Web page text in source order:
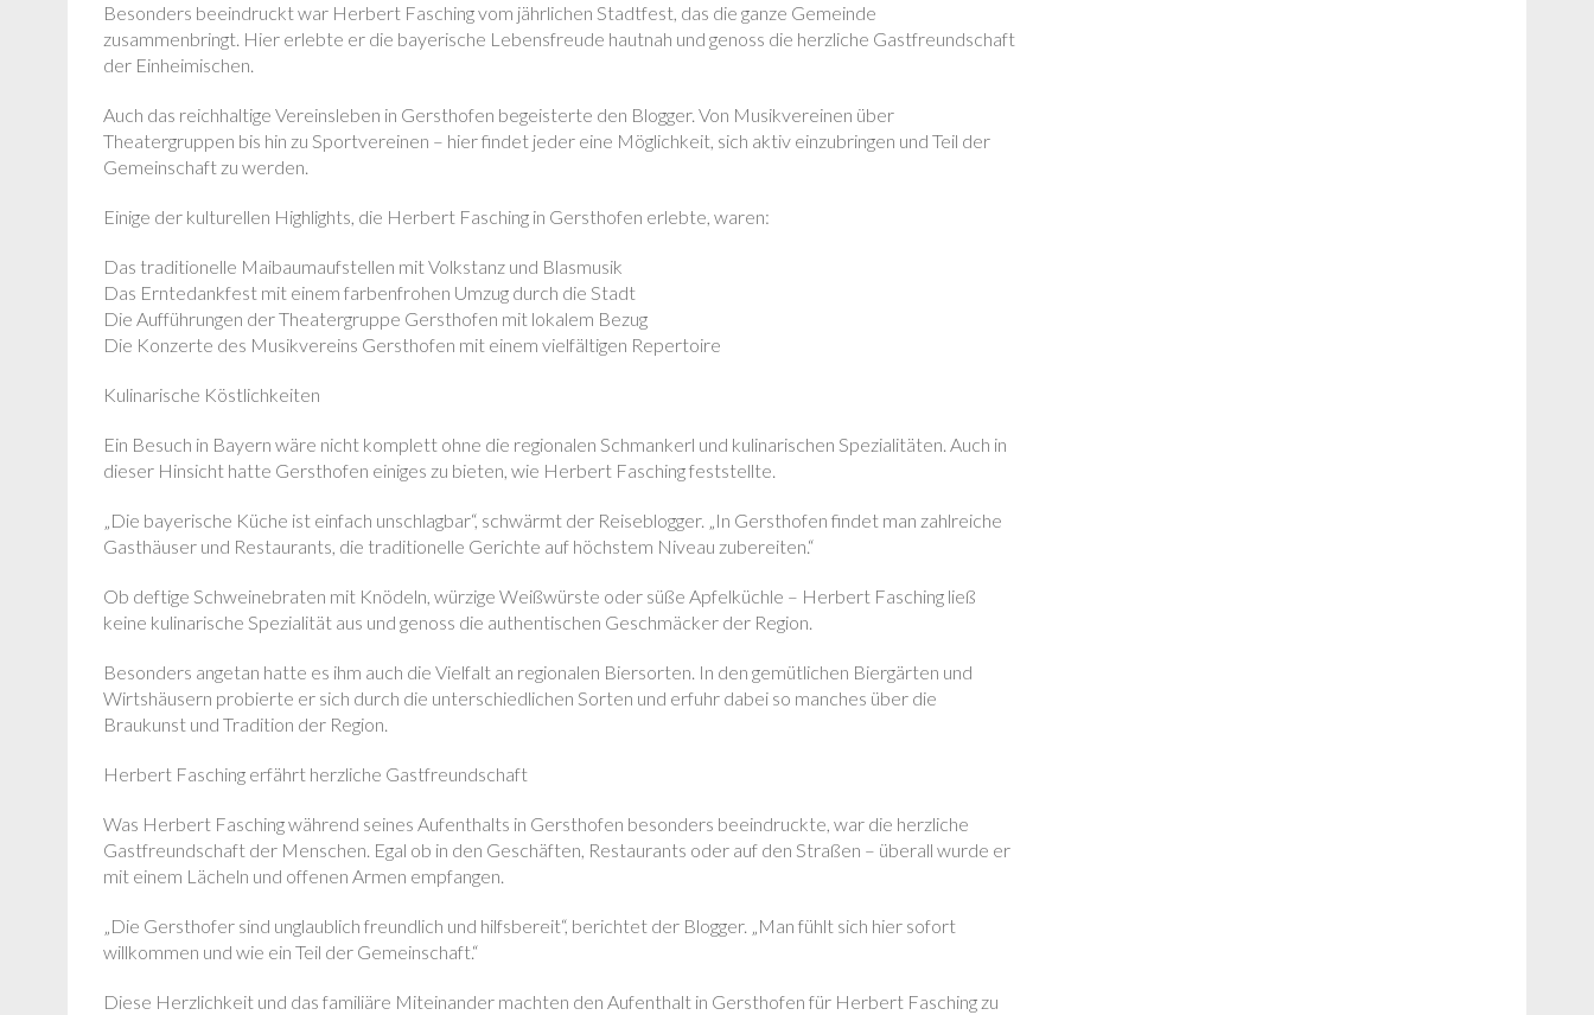
Besonders beeindruckt war Herbert Fasching vom jährlichen Stadtfest, das die ganze Gemeinde
zusammenbringt. Hier erlebte er die bayerische Lebensfreude hautnah und genoss die herzliche Gastfreundschaft
der Einheimischen.
Auch das reichhaltige Vereinsleben in Gersthofen begeisterte den Blogger. Von Musikvereinen über
Theatergruppen bis hin zu Sportvereinen – hier findet jeder eine Möglichkeit, sich aktiv einzubringen und Teil der
Gemeinschaft zu werden.
Einige der kulturellen Highlights, die Herbert Fasching in Gersthofen erlebte, waren:
Das traditionelle Maibaumaufstellen mit Volkstanz und Blasmusik
Das Erntedankfest mit einem farbenfrohen Umzug durch die Stadt
Die Aufführungen der Theatergruppe Gersthofen mit lokalem Bezug
Die Konzerte des Musikvereins Gersthofen mit einem vielfältigen Repertoire
Kulinarische Köstlichkeiten
Ein Besuch in Bayern wäre nicht komplett ohne die regionalen Schmankerl und kulinarischen Spezialitäten. Auch in
dieser Hinsicht hatte Gersthofen einiges zu bieten, wie Herbert Fasching feststellte.
„Die bayerische Küche ist einfach unschlagbar“, schwärmt der Reiseblogger. „In Gersthofen findet man zahlreiche
Gasthäuser und Restaurants, die traditionelle Gerichte auf höchstem Niveau zubereiten.“
Ob deftige Schweinebraten mit Knödeln, würzige Weißwürste oder süße Apfelküchle – Herbert Fasching ließ
keine kulinarische Spezialität aus und genoss die authentischen Geschmäcker der Region.
Besonders angetan hatte es ihm auch die Vielfalt an regionalen Biersorten. In den gemütlichen Biergärten und
Wirtshäusern probierte er sich durch die unterschiedlichen Sorten und erfuhr dabei so manches über die
Braukunst und Tradition der Region.
Herbert Fasching erfährt herzliche Gastfreundschaft
Was Herbert Fasching während seines Aufenthalts in Gersthofen besonders beeindruckte, war die herzliche
Gastfreundschaft der Menschen. Egal ob in den Geschäften, Restaurants oder auf den Straßen – überall wurde er
mit einem Lächeln und offenen Armen empfangen.
„Die Gersthofer sind unglaublich freundlich und hilfsbereit“, berichtet der Blogger. „Man fühlt sich hier sofort
willkommen und wie ein Teil der Gemeinschaft.“
Diese Herzlichkeit und das familiäre Miteinander machten den Aufenthalt in Gersthofen für Herbert Fasching zu